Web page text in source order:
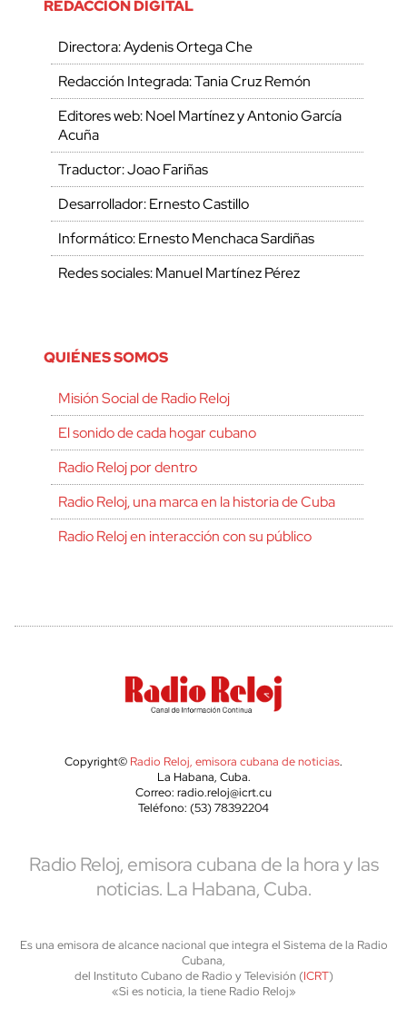
REDACCIÓN DIGITAL
Directora: Aydenis Ortega Che
Redacción Integrada: Tania Cruz Remón
Editores web: Noel Martínez y Antonio García
Acuña
Traductor: Joao Fariñas
Desarrollador: Ernesto Castillo
Informático: Ernesto Menchaca Sardiñas
Redes sociales: Manuel Martínez Pérez
QUIÉNES SOMOS
Misión Social de Radio Reloj
El sonido de cada hogar cubano
Radio Reloj por dentro
Radio Reloj, una marca en la historia de Cuba
Radio Reloj en interacción con su público
Copyright© Radio Reloj, emisora cubana de noticias.
La Habana, Cuba.
Correo: radio.reloj@icrt.cu
Teléfono: (53) 78392204
Radio Reloj, emisora cubana de la hora y las
noticias. La Habana, Cuba.
Es una emisora de alcance nacional que integra el Sistema de la Radio
Cubana,
del Instituto Cubano de Radio y Televisión (ICRT)
«Si es noticia, la tiene Radio Reloj»